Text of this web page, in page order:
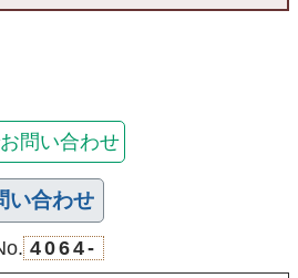
問い合わせ
い合わせ
4064-